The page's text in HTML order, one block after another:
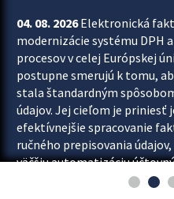
04. 08. 2026Elektronická
modernizácie systému DPH
procesov v celej Európskej
postupne smerujú k tomu,
stala štandardným
údajov. Jej cieľom je priniesť
efektívnejšie spracovanie
ručného prepisovania
väčšiu automatizáciu
fakturácia preto